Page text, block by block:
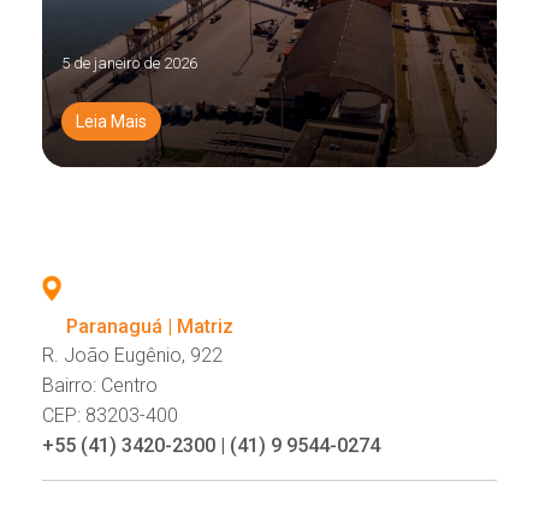
Leia Mais
5 de janeiro de 2026
Paranaguá | Matriz
R. João Eugênio, 922
Bairro: Centro
CEP: 83203-400
+55 (41) 3420-2300 | (41) 9 9544-0274.